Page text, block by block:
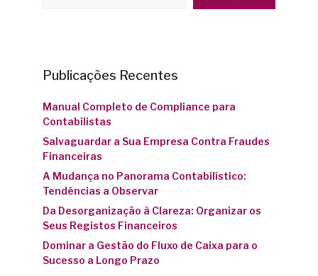
Publicações Recentes
Manual Completo de Compliance para
Contabilistas
Salvaguardar a Sua Empresa Contra Fraudes
Financeiras
A Mudança no Panorama Contabilístico:
Tendências a Observar
Da Desorganização à Clareza: Organizar os
Seus Registos Financeiros
Dominar a Gestão do Fluxo de Caixa para o
Sucesso a Longo Prazo